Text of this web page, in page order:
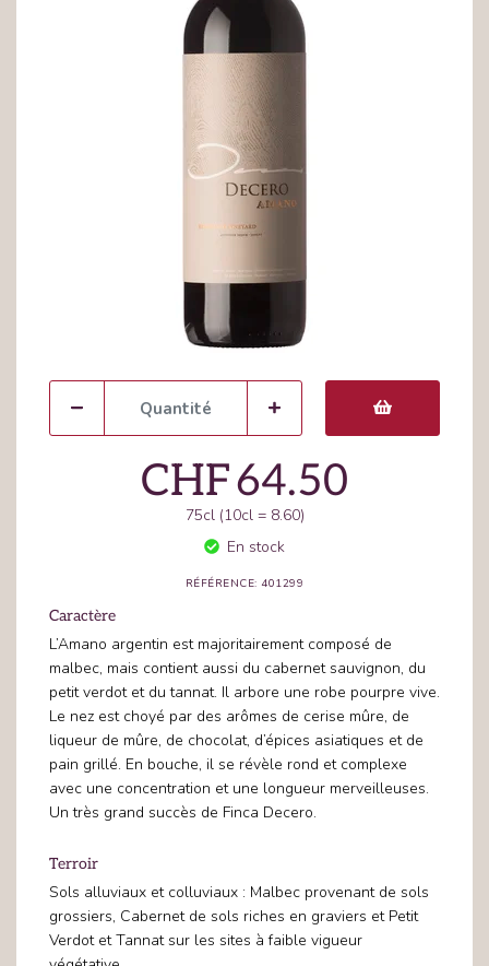
CHF64.50
75cl (10cl = 8.60)
En stock
RÉFÉRENCE: 401299
Caractère
L’Amano argentin est majoritairement composé de
malbec, mais contient aussi du cabernet sauvignon, du
petit verdot et du tannat. Il arbore une robe pourpre vive.
Le nez est choyé par des arômes de cerise mûre, de
liqueur de mûre, de chocolat, d’épices asiatiques et de
pain grillé. En bouche, il se révèle rond et complexe
avec une concentration et une longueur merveilleuses.
Un très grand succès de Finca Decero.
Terroir
Sols alluviaux et colluviaux : Malbec provenant de sols
grossiers, Cabernet de sols riches en graviers et Petit
Verdot et Tannat sur les sites à faible vigueur